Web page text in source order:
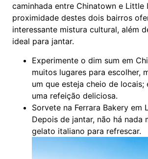
caminhada entre Chinatown e Little
proximidade destes dois bairros
interessante mistura cultural, além
ideal para jantar.
Experimente o dim sum em
muitos lugares para escolher,
um que esteja cheio de locais;
uma refeição deliciosa.
Sorvete na Ferrara Bakery em
Depois de jantar, não há nada
gelato italiano para refrescar.